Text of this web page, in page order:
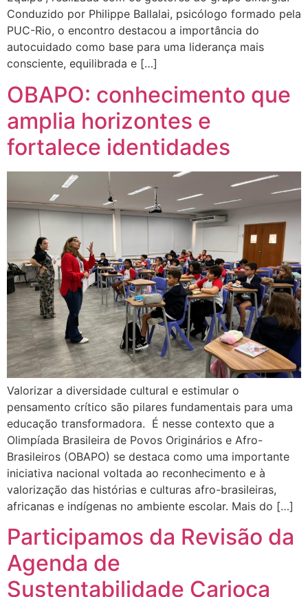
Conduzido por Philippe Ballalai, psicólogo formado pela
PUC-Rio, o encontro destacou a importância do
autocuidado como base para uma liderança mais
consciente, equilibrada e […]
OBAPO: conhecimento que
amplia horizontes e
fortalece identidades
Valorizar a diversidade cultural e estimular o
pensamento crítico são pilares fundamentais para uma
educação transformadora. É nesse contexto que a
Olimpíada Brasileira de Povos Originários e Afro-
Brasileiros (OBAPO) se destaca como uma importante
iniciativa nacional voltada ao reconhecimento e à
valorização das histórias e culturas afro-brasileiras,
africanas e indígenas no ambiente escolar. Mais do […]
Participamos da Revisão da
Agenda de
Sustentabilidade Carioca